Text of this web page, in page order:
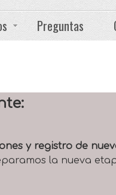
Preguntas
y registro de
la nueva